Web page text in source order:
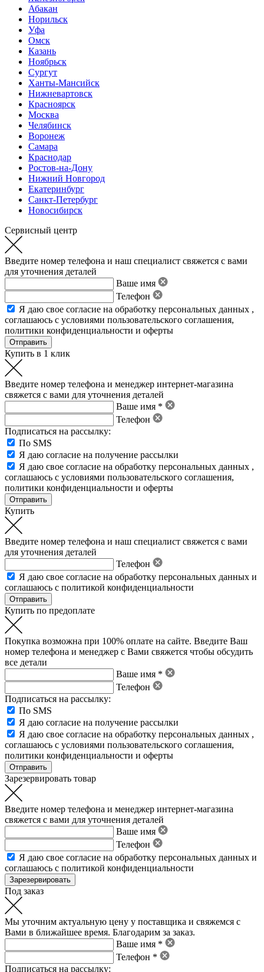
Абакан
Норильск
Уфа
Омск
Казань
Ноябрьск
Сургут
Ханты-Мансийск
Нижневартовск
Красноярск
Москва
Челябинск
Воронеж
Самара
Краснодар
Ростов-на-Дону
Нижний Новгород
Екатеринбург
Санкт-Петербург
Новосибирск
Сервисный центр
Введите номер телефона и наш специалист свяжется с вами
для уточнения деталей
Ваше имя
Телефон
Я даю свое согласие на обработку персональных данных ,
соглашаюсь с условиями пользовательского соглашения,
политики конфиденциальности и оферты
Купить в 1 клик
Введите номер телефона и менеджер интернет-магазина
свяжется с вами для уточнения деталей
Ваше имя *
Телефон
Подписаться на рассылку:
По SMS
Я даю согласие на получение рассылки
Я даю свое согласие на обработку персональных данных ,
соглашаюсь с условиями пользовательского соглашения,
политики конфиденциальности и оферты
Купить
Введите номер телефона и наш специалист свяжется с вами
для уточнения деталей
Телефон
Я даю свое согласие на обработку персональных данных и
соглашаюсь с политикой конфиденциальности
Купить по предоплате
Покупка возможна при 100% оплате на сайте. Введите Ваш
номер телефона и менеджер с Вами свяжется чтобы обсудить
все детали
Ваше имя *
Телефон
Подписаться на рассылку:
По SMS
Я даю согласие на получение рассылки
Я даю свое согласие на обработку персональных данных ,
соглашаюсь с условиями пользовательского соглашения,
политики конфиденциальности и оферты
Зарезервировать товар
Введите номер телефона и менеджер интернет-магазина
свяжется с вами для уточнения деталей
Ваше имя
Телефон
Я даю свое согласие на обработку персональных данных и
соглашаюсь с политикой конфиденциальности
Под заказ
Мы уточним актуальную цену у поставщика и свяжемся с
Вами в ближайшее время. Благодарим за заказ.
Ваше имя *
Телефон *
Подписаться на рассылку: